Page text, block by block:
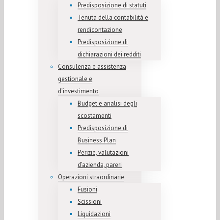
Predisposizione di statuti
Tenuta della contabilità e
rendicontazione
Predisposizione di
dichiarazioni dei redditi
Consulenza e assistenza
gestionale e
d’investimento
Budget e analisi degli
scostamenti
Predisposizione di
Business Plan
Perizie, valutazioni
d’azienda, pareri
Operazioni straordinarie
Fusioni
Scissioni
Liquidazioni